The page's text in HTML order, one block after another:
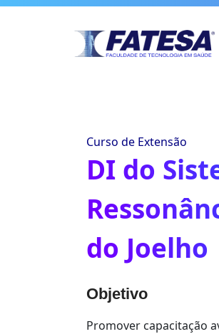
Curso de Extensão
DI do
do Joelho
Objetivo
Promover capacitação